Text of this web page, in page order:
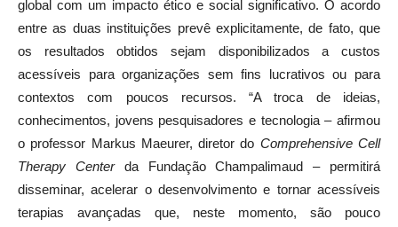
global com um impacto ético e social significativo. O acordo
entre as duas instituições prevê explicitamente, de fato, que
os resultados obtidos sejam disponibilizados a custos
acessíveis para organizações sem fins lucrativos ou para
contextos com poucos recursos. “A troca de ideias,
conhecimentos, jovens pesquisadores e tecnologia – afirmou
o professor Markus Maeurer, diretor do Comprehensive Cell
Therapy Centerda Fundação Champalimaud – permitirá
disseminar, acelerar o desenvolvimento e tornar acessíveis
terapias avançadas que, neste momento, são pouco